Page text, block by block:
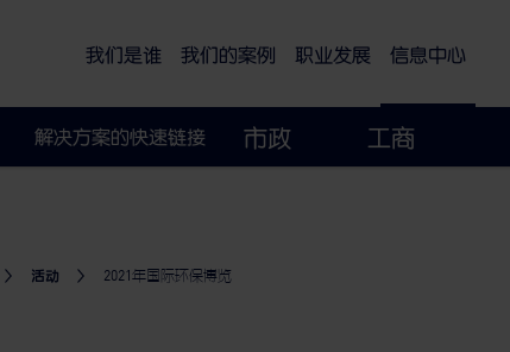
我们是谁 我们的案例 职业发展 信息中心
解决方案的快速链接 市政 工商
活动 2021年国际环保博览